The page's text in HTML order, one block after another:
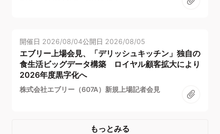
開催日 2026/08/04公開日 2026/08/05
エブリー上場会見、「デリッシュキッチン」独自の
食生活ビッグデータ構築 ロイヤル顧客拡大により
2026年度黒字化へ
株式会社エブリー（607A）新規上場記者会見
もっとみる